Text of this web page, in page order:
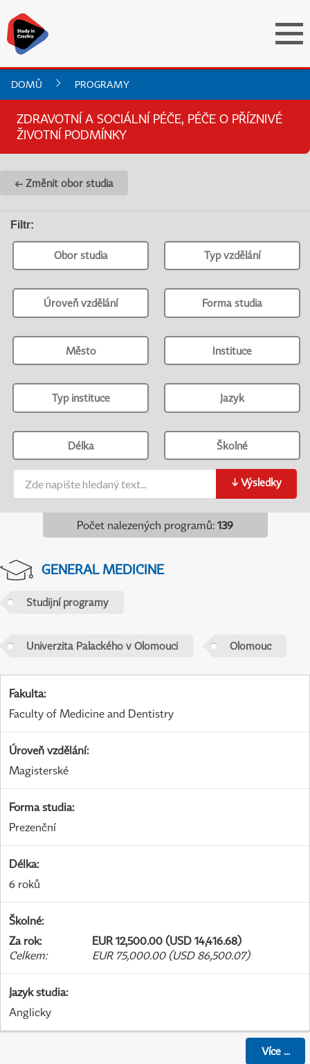
DOMŮ PROGRAMY
ZDRAVOTNÍ A SOCIÁLNÍ PÉČE, PÉČE O PŘÍZNIVÉ
ŽIVOTNÍ PODMÍNKY
← Změnit obor studia
Filtr:
Obor studia Typ vzdělání
Úroveň vzdělání Forma studia
Město Instituce
Typ instituce Jazyk
Délka Školné
↓ Výsledky
Počet nalezených programů: 139
GENERAL MEDICINE
Studijní programy
Univerzita Palackého v Olomouci Olomouc
Fakulta:
Faculty of Medicine and Dentistry
Úroveň vzdělání:
Magisterské
Forma studia:
Prezenční
Délka:
6 roků
Školné:
Za rok:
EUR 12,500.00 (USD 14,416.68)
Celkem: EUR 75,000.00 (USD 86,500.07)
Jazyk studia:
Anglicky
Více...